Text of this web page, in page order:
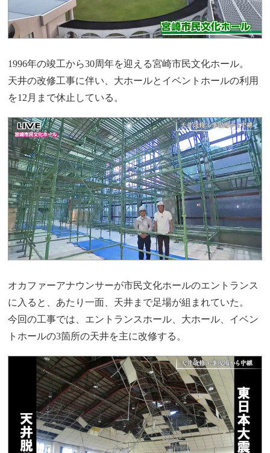
1996年の竣工から30周年を迎える宮崎市民文化ホール。
天井の改修工事に伴い、大ホールとイベントホールの利用
を12月まで休止している。
オカファーアナウンサーが市民文化ホールのエントランス
に入ると、あたり一面、天井まで足場が組まれていた。
今回の工事では、エントランスホール、大ホール、イベン
トホールの3箇所の天井を主に改修する。